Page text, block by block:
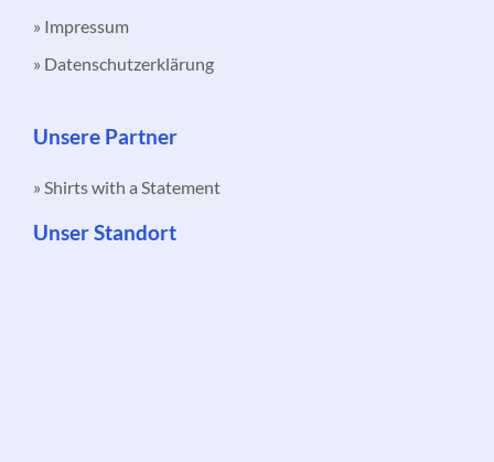
» Impressum
» Datenschutzerklärung
Unsere Partner
» Shirts with a Statement
Unser Standort